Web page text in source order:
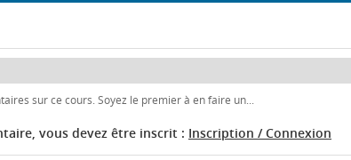
sur ce cours. Soyez le premier à en faire un...
vous devez être inscrit : Inscription / Connexion